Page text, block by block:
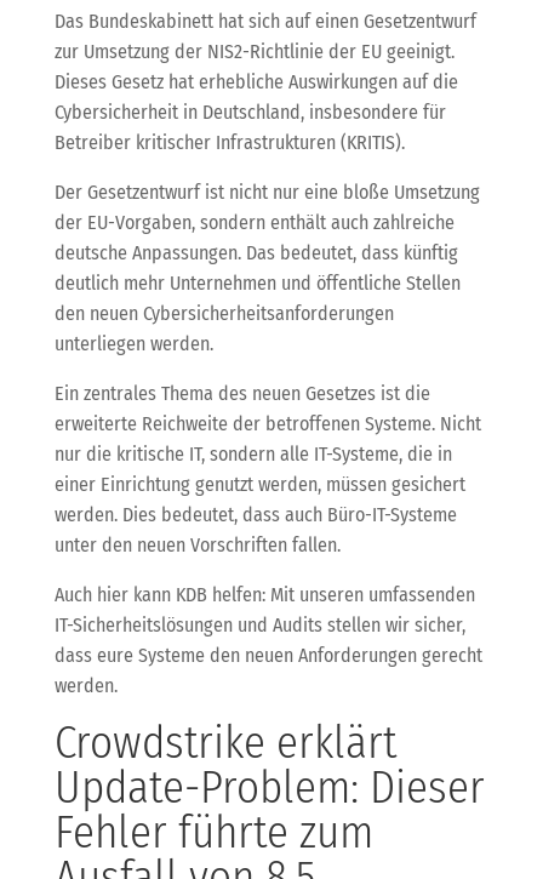
Das Bundeskabinett hat sich auf einen Gesetzentwurf
zur Umsetzung der NIS2-Richtlinie der EU geeinigt.
Dieses Gesetz hat erhebliche Auswirkungen auf die
Cybersicherheit in Deutschland, insbesondere für
Betreiber kritischer Infrastrukturen (KRITIS).
Der Gesetzentwurf ist nicht nur eine bloße Umsetzung
der EU-Vorgaben, sondern enthält auch zahlreiche
deutsche Anpassungen. Das bedeutet, dass künftig
deutlich mehr Unternehmen und öffentliche Stellen
den neuen Cybersicherheitsanforderungen
unterliegen werden.
Ein zentrales Thema des neuen Gesetzes ist die
erweiterte Reichweite der betroffenen Systeme. Nicht
nur die kritische IT, sondern alle IT-Systeme, die in
einer Einrichtung genutzt werden, müssen gesichert
werden. Dies bedeutet, dass auch Büro-IT-Systeme
unter den neuen Vorschriften fallen.
Auch hier kann KDB helfen: Mit unseren umfassenden
IT-Sicherheitslösungen und Audits stellen wir sicher,
dass eure Systeme den neuen Anforderungen gerecht
werden.
Crowdstrike erklärt
Update-Problem: Dieser
Fehler führte zum